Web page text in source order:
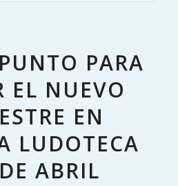
PARA
EL NUEVO
EN
LUDOTECA
ABRIL